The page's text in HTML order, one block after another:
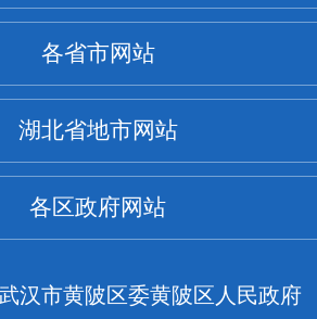
各省市网站
湖北省地市网站
各区政府网站
汉市黄陂区委黄陂区人民政府